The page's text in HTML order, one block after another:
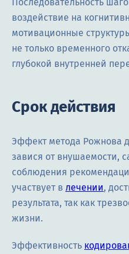
воздействие на
мотивационные
не только временного
глубокой внутренней
Срок действия
Эффект метода Рожнова
завися от внушаемости,
соблюдения
участвует в лечении,
результата, так как
жизни.
Эффективность